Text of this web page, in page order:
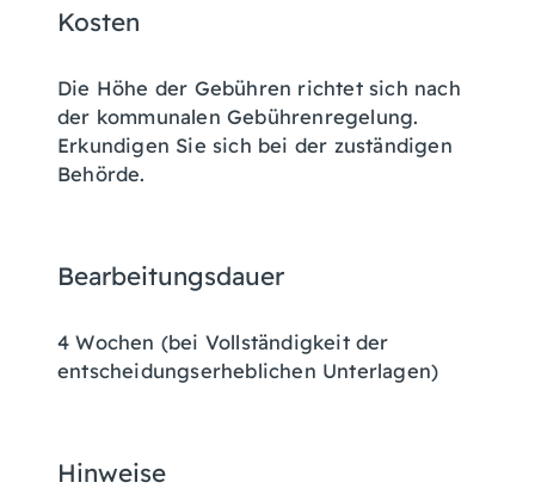
Kosten
Die Höhe der Gebühren richtet sich nach
der kommunalen Gebührenregelung.
Erkundigen Sie sich bei der zuständigen
Behörde.
Bearbeitungsdauer
4 Wochen (bei Vollständigkeit der
entscheidungserheblichen Unterlagen)
Hinweise